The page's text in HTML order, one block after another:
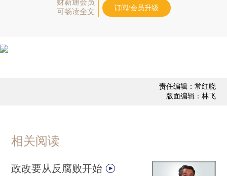
财新通会员
可畅读全文
订阅/会员升级
责任编辑：常红晓
版面编辑：林飞
相关阅读
政改要从反腐败开始